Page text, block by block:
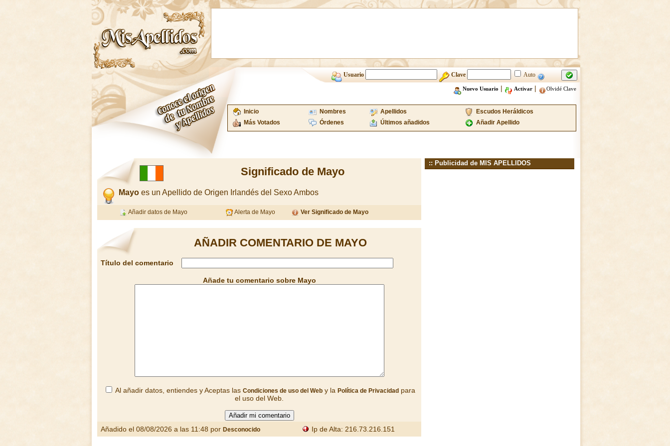
Usuario Clave Auto
Nuevo Usuario | Activar| Olvidé Clave
Inicio Nombres Apellidos
Escudos Heráldicos
Más Votados
Órdenes Últimos añadidos Añadir Apellido
Significado de Mayo
Mayoes un Apellido de Origen Irlandés del Sexo Ambos
Añadir datos de Mayo Alerta de Mayo Ver Significado de Mayo
AÑADIR COMENTARIO DE MAYO
Título del comentario
Añade tu comentario sobre Mayo
Al añadir datos, entiendes y Aceptas las Condiciones de uso del Weby la Política de Privacidadpara
el uso del Web.
Añadido el 08/08/2026 a las 11:48 por Desconocido Ip de Alta: 216.73.216.151
:: Publicidad de MIS APELLIDOS